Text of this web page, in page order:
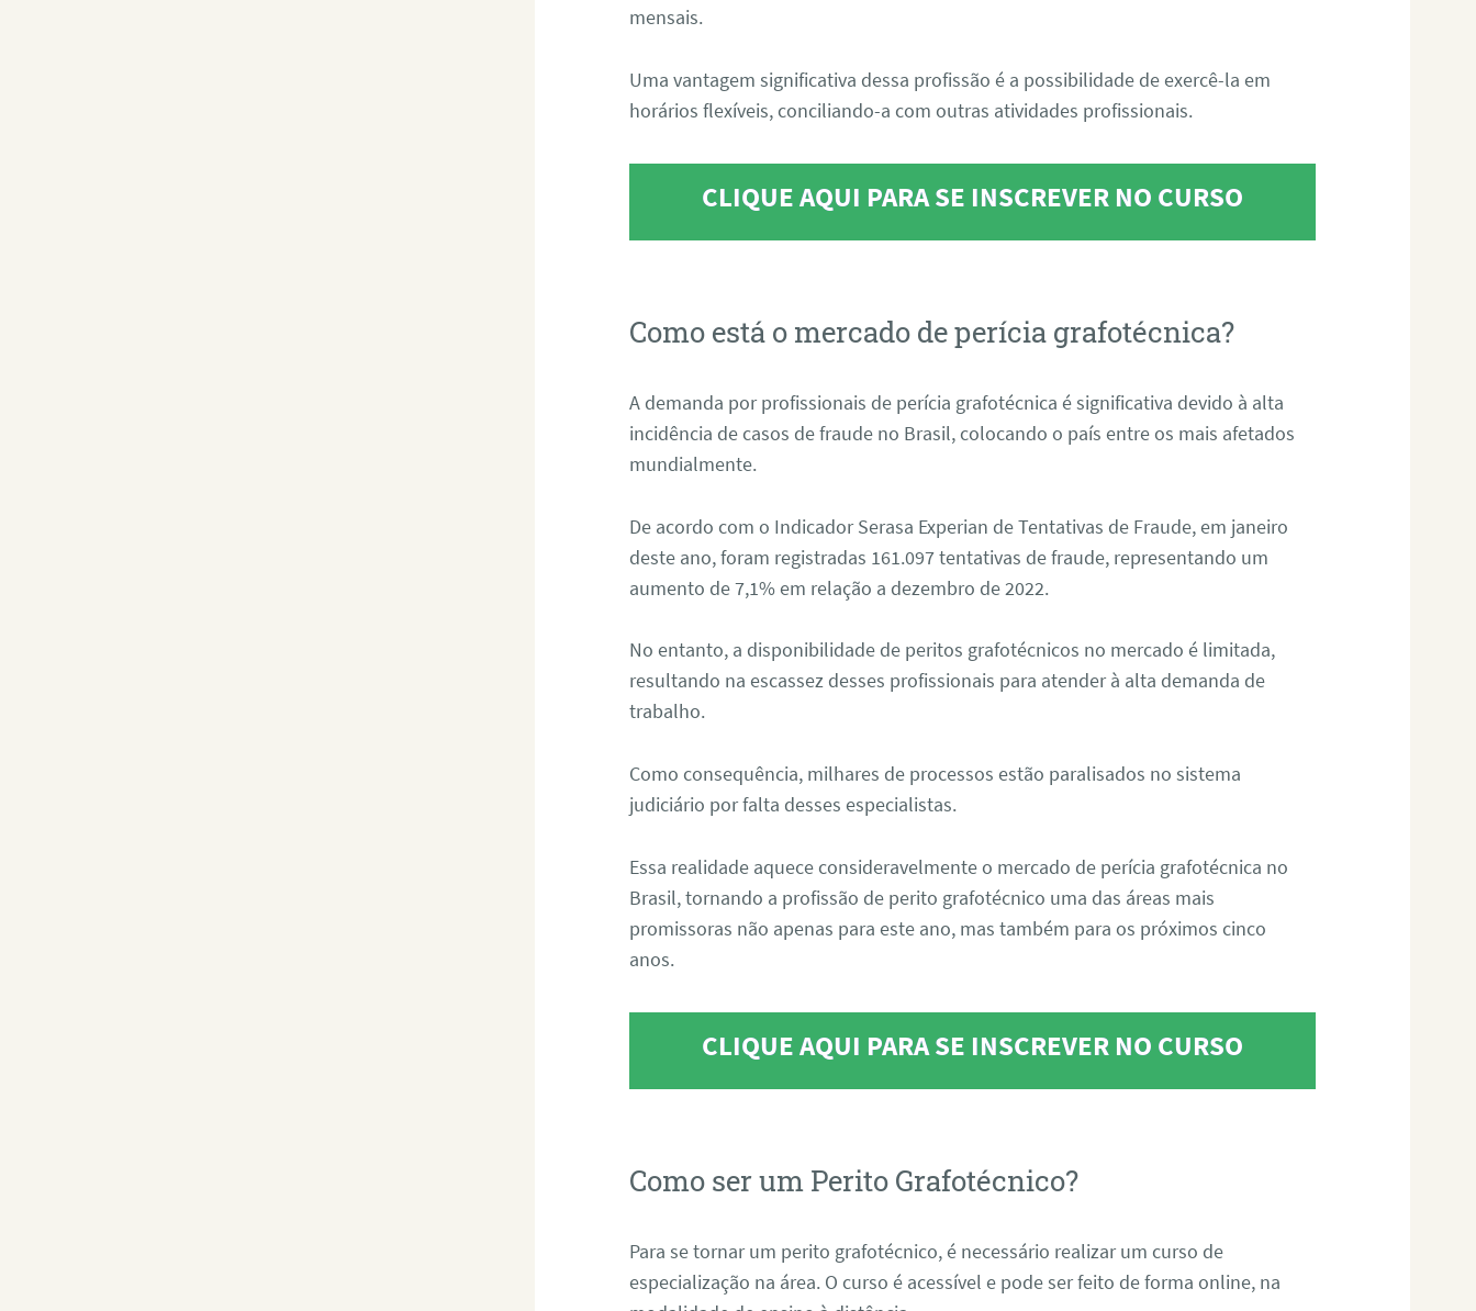
mensais.
Uma vantagem significativa dessa profissão é a possibilidade de exercê-la em
horários flexíveis, conciliando-a com outras atividades profissionais.
CLIQUE AQUI PARA SE INSCREVER NO CURSO
Como está o mercado de perícia grafotécnica?
A demanda por profissionais de perícia grafotécnica é significativa devido à alta
incidência de casos de fraude no Brasil, colocando o país entre os mais afetados
mundialmente.
De acordo com o Indicador Serasa Experian de Tentativas de Fraude, em janeiro
deste ano, foram registradas 161.097 tentativas de fraude, representando um
aumento de 7,1% em relação a dezembro de 2022.
No entanto, a disponibilidade de peritos grafotécnicos no mercado é limitada,
resultando na escassez desses profissionais para atender à alta demanda de
trabalho.
Como consequência, milhares de processos estão paralisados no sistema
judiciário por falta desses especialistas.
Essa realidade aquece consideravelmente o mercado de perícia grafotécnica no
Brasil, tornando a profissão de perito grafotécnico uma das áreas mais
promissoras não apenas para este ano, mas também para os próximos cinco
anos.
CLIQUE AQUI PARA SE INSCREVER NO CURSO
Como ser um Perito Grafotécnico?
Para se tornar um perito grafotécnico, é necessário realizar um curso de
especialização na área. O curso é acessível e pode ser feito de forma online, na